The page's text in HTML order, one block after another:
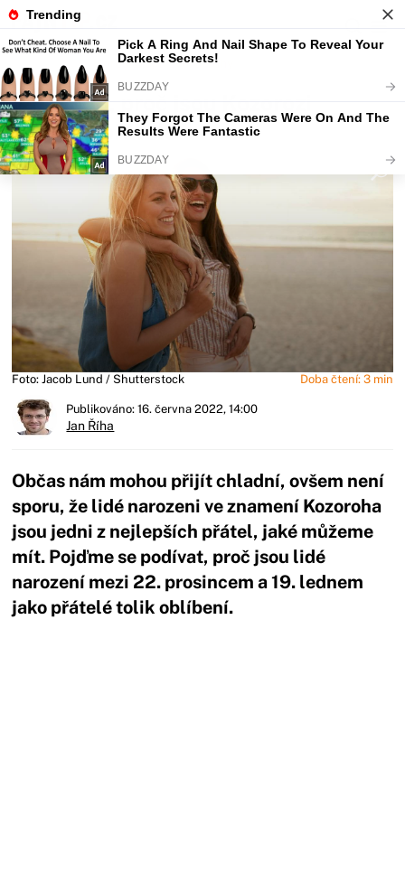
Fajntip.cz Horoskopy a zvěrokruhy
5 důvodů, proč jsou Kozorozi
nejlepší přátelé
Foto: Jacob Lund / Shutterstock Doba čtení: 3 min
Publikováno: 16. června 2022, 14:00
Jan Říha
Občas nám mohou přijít chladní, ovšem není
sporu, že lidé narozeni ve znamení Kozoroha
jsou jedni z nejlepších přátel, jaké můžeme
mít. Pojďme se podívat, proč jsou lidé
narození mezi 22. prosincem a 19. lednem
jako přátelé tolik oblíbení.